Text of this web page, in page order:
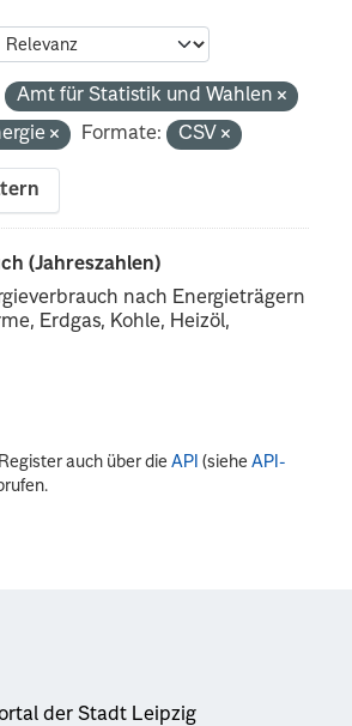
Amt für Statistik und Wahlen
Formate: CSV
(Jahreszahlen)
nach Energieträgern
Erdgas, Kohle, Heizöl,
auch über dieAPI (sieheAPI-
der Stadt Leipzig